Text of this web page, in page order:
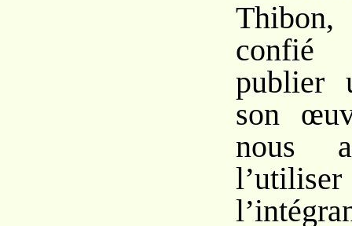
publier
son
nous
l’utiliser